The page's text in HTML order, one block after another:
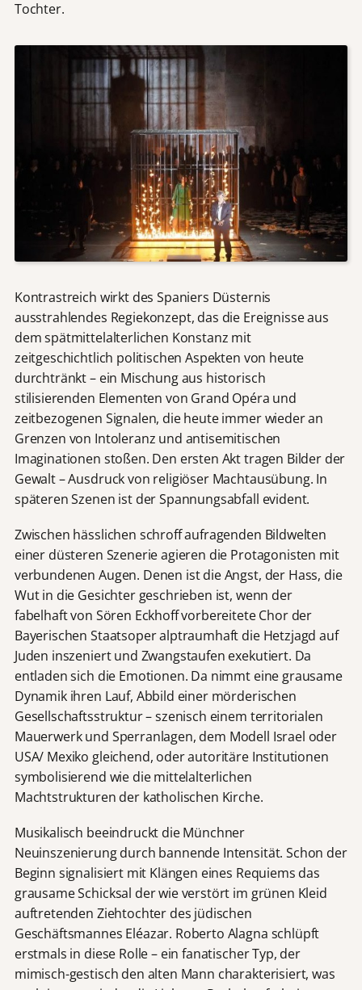
Tochter.
Kontrastreich wirkt des Spaniers Düsternis
ausstrahlendes Regiekonzept, das die Ereignisse aus
dem spätmittelalterlichen Konstanz mit
zeitgeschichtlich politischen Aspekten von heute
durchtränkt – ein Mischung aus historisch
stilisierenden Elementen von Grand Opéra und
zeitbezogenen Signalen, die heute immer wieder an
Grenzen von Intoleranz und antisemitischen
Imaginationen stoßen. Den ersten Akt tragen Bilder der
Gewalt – Ausdruck von religiöser Machtausübung. In
späteren Szenen ist der Spannungsabfall evident.
Zwischen hässlichen schroff aufragenden Bildwelten
einer düsteren Szenerie agieren die Protagonisten mit
verbundenen Augen. Denen ist die Angst, der Hass, die
Wut in die Gesichter geschrieben ist, wenn der
fabelhaft von Sören Eckhoff vorbereitete Chor der
Bayerischen Staatsoper alptraumhaft die Hetzjagd auf
Juden inszeniert und Zwangstaufen exekutiert. Da
entladen sich die Emotionen. Da nimmt eine grausame
Dynamik ihren Lauf, Abbild einer mörderischen
Gesellschaftsstruktur – szenisch einem territorialen
Mauerwerk und Sperranlagen, dem Modell Israel oder
USA/ Mexiko gleichend, oder autoritäre Institutionen
symbolisierend wie die mittelalterlichen
Machtstrukturen der katholischen Kirche.
Musikalisch beeindruckt die Münchner
Neuinszenierung durch bannende Intensität. Schon der
Beginn signalisiert mit Klängen eines Requiems das
grausame Schicksal der wie verstört im grünen Kleid
auftretenden Ziehtochter des jüdischen
Geschäftsmannes Eléazar. Roberto Alagna schlüpft
erstmals in diese Rolle – ein fanatischer Typ, der
mimisch-gestisch den alten Mann charakterisiert, was